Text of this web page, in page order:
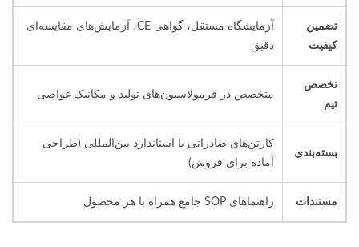
تضمین
کیفیت
آزمایشگاه مستقل، گواهی CE، آزمایش‌های مقایسه‌ای
دقیق
تخصص
تیم
متخصص در فرمولاسیون‌های تولید و مکانیک غواصی
بسته‌بندی
کارتن‌های صادراتی با استاندارد بین‌المللی (طراحی
آماده برای فروش)
مستندات راهنماهای SOP جامع همراه با هر محصول